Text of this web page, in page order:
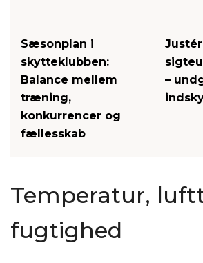
Sæsonplan i
skytteklubben:
Balance mellem
træning,
konkurrencer og
fællesskab
–
Temperatur,
fugtighed